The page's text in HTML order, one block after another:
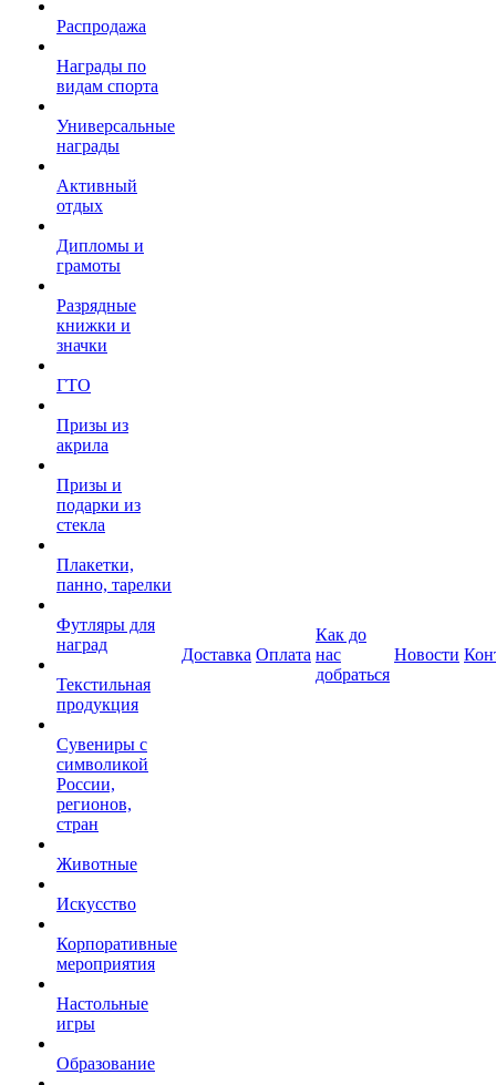
Распродажа
Награды по
видам спорта
Универсальные
награды
Активный
отдых
Дипломы и
грамоты
Разрядные
книжки и
значки
ГТО
Призы из
акрила
Призы и
подарки из
стекла
Плакетки,
панно, тарелки
Футляры для
наград
Текстильная
продукция
Сувениры с
символикой
России,
регионов,
стран
Животные
Искусство
Корпоративные
мероприятия
Настольные
игры
Образование
Доставка Оплата
Как до
нас
добраться
Новости